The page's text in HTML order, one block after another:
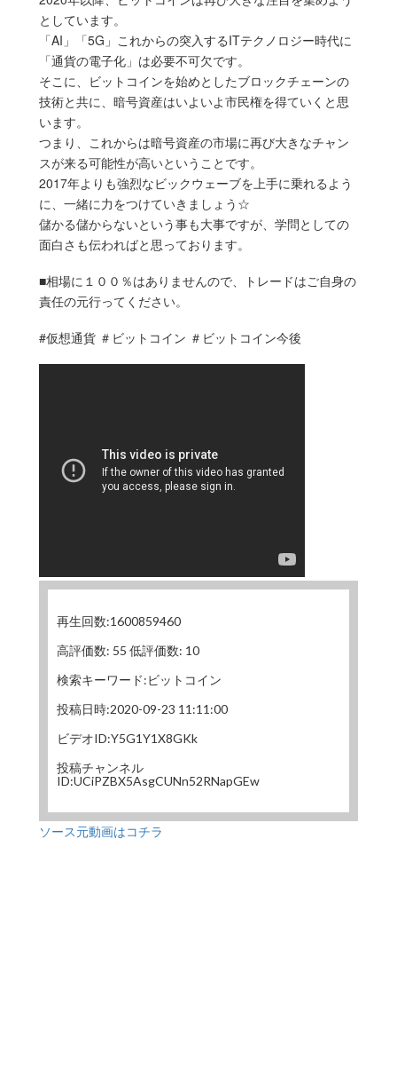
としています。
「AI」「5G」これからの突入するITテクノロジー時代に
「通貨の電子化」は必要不可欠です。
そこに、ビットコインを始めとしたブロックチェーンの
技術と共に、暗号資産はいよいよ市民権を得ていくと思
います。
つまり、これからは暗号資産の市場に再び大きなチャン
スが来る可能性が高いということです。
2017年よりも強烈なビックウェーブを上手に乗れるよう
に、一緒に力をつけていきましょう☆
儲かる儲からないという事も大事ですが、学問としての
面白さも伝わればと思っております。
■相場に１００％はありませんので、トレードはご自身の
責任の元行ってください。
#仮想通貨 ＃ビットコイン ＃ビットコイン今後
再生回数:1600859460
高評価数: 55 低評価数: 10
検索キーワード:ビットコイン
投稿日時:2020-09-23 11:11:00
ビデオID:Y5G1Y1X8GKk
投稿チャンネル
ID:UCiPZBX5AsgCUNn52RNapGEw
ソース元動画はコチラ